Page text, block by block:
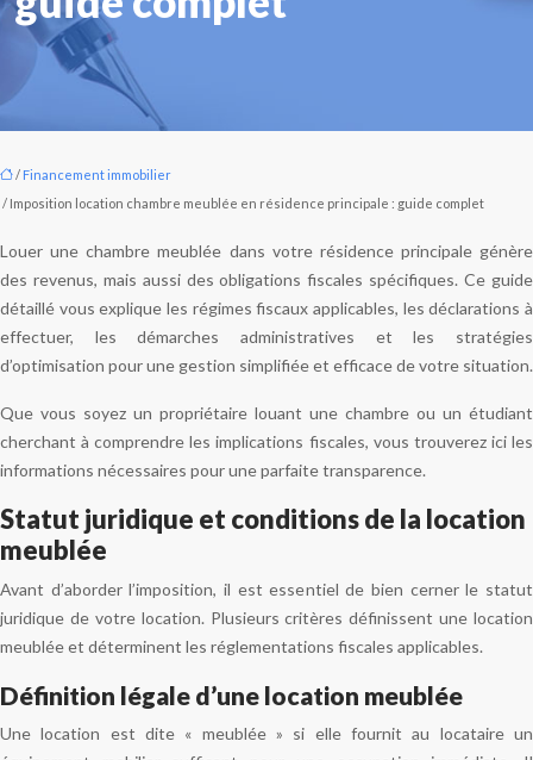
/ Financement immobilier
/ Imposition location chambre meublée en résidence principale : guide complet
Louer une chambre meublée dans votre résidence principale génère
des revenus, mais aussi des obligations fiscales spécifiques. Ce guide
détaillé vous explique les régimes fiscaux applicables, les déclarations à
effectuer, les démarches administratives et les stratégies
d’optimisation pour une gestion simplifiée et efficace de votre situation.
Que vous soyez un propriétaire louant une chambre ou un étudiant
cherchant à comprendre les implications fiscales, vous trouverez ici les
informations nécessaires pour une parfaite transparence.
Statut juridique et conditions de la location
meublée
Avant d’aborder l’imposition, il est essentiel de bien cerner le statut
juridique de votre location. Plusieurs critères définissent une location
meublée et déterminent les réglementations fiscales applicables.
Définition légale d’une location meublée
Une location est dite « meublée » si elle fournit au locataire un